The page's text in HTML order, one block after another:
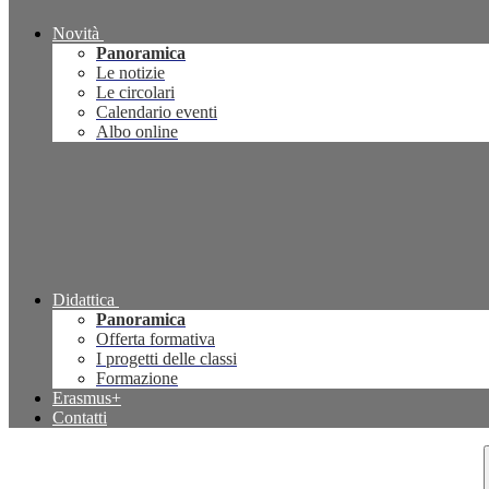
Novità
Panoramica
Le notizie
Le circolari
Calendario eventi
Albo online
Didattica
Panoramica
Offerta formativa
I progetti delle classi
Formazione
Erasmus+
Contatti